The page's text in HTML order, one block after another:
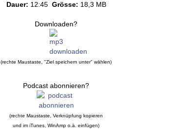
Dauer: 12:45 Grösse: 18,3 MB
Downloaden?
(rechte Maustaste, "Ziel speichern unter" wählen)
Podcast abonnieren?
(rechte Maustaste, Verknüpfung kopieren
und im iTunes, WinAmp o.ä. einfügen)